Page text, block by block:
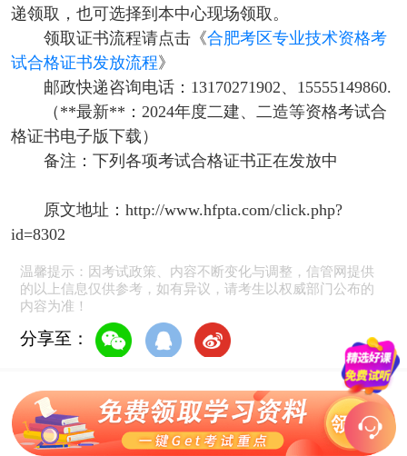
递领取，也可选择到本中心现场领取。
领取证书流程请点击《合肥考区专业技术资格考
试合格证书发放流程》
邮政快递咨询电话：13170271902、15555149860.
（**最新**：2024年度二建、二造等资格考试合
格证书电子版下载）
备注：下列各项考试合格证书正在发放中
原文地址：http://www.hfpta.com/click.php?
id=8302
温馨提示：因考试政策、内容不断变化与调整，信管网提供
的以上信息仅供参考，如有异议，请考生以权威部门公布的
内容为准！
分享至：